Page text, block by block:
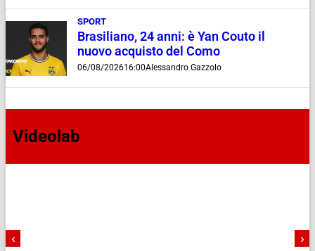
SPORT
Brasiliano, 24 anni: è Yan Couto il
nuovo acquisto del Como
06/08/202616:00Alessandro Gazzolo
Videolab
‹ ›